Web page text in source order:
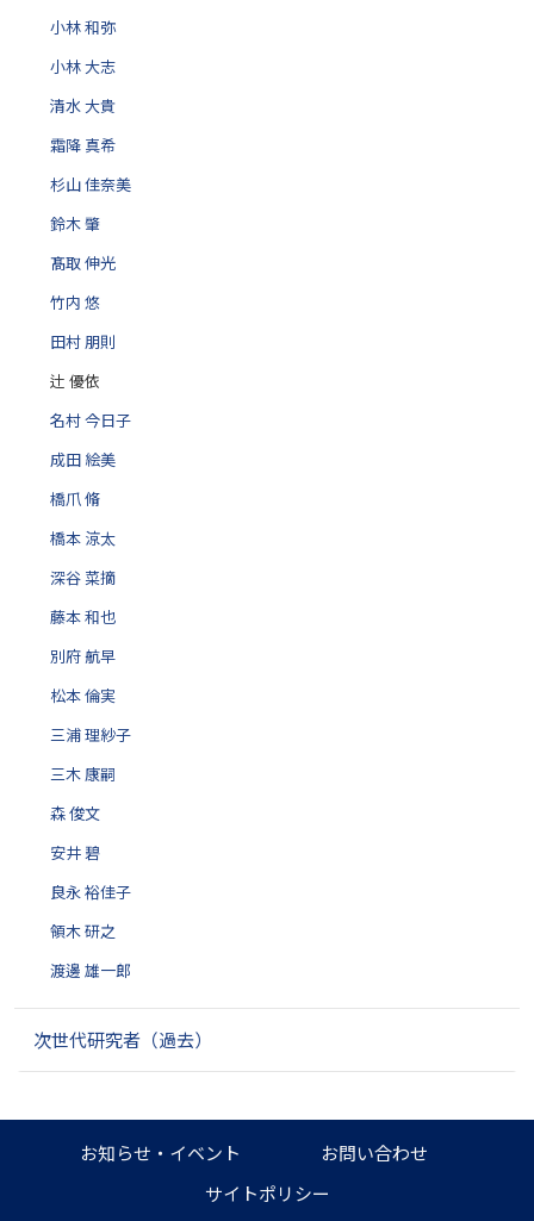
小林 和弥
小林 大志
清水 大貴
霜降 真希
杉山 佳奈美
鈴木 肇
髙取 伸光
竹内 悠
田村 朋則
辻 優依
名村 今日子
成田 絵美
橋爪 脩
橋本 涼太
深谷 菜摘
藤本 和也
別府 航早
松本 倫実
三浦 理紗子
三木 康嗣
森 俊文
安井 碧
良永 裕佳子
領木 研之
渡邊 雄一郎
次世代研究者（過去）
お知らせ・イベント
お問い合わせ
サイトポリシー